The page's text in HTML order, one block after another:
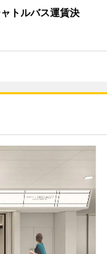
トルバス運賃決